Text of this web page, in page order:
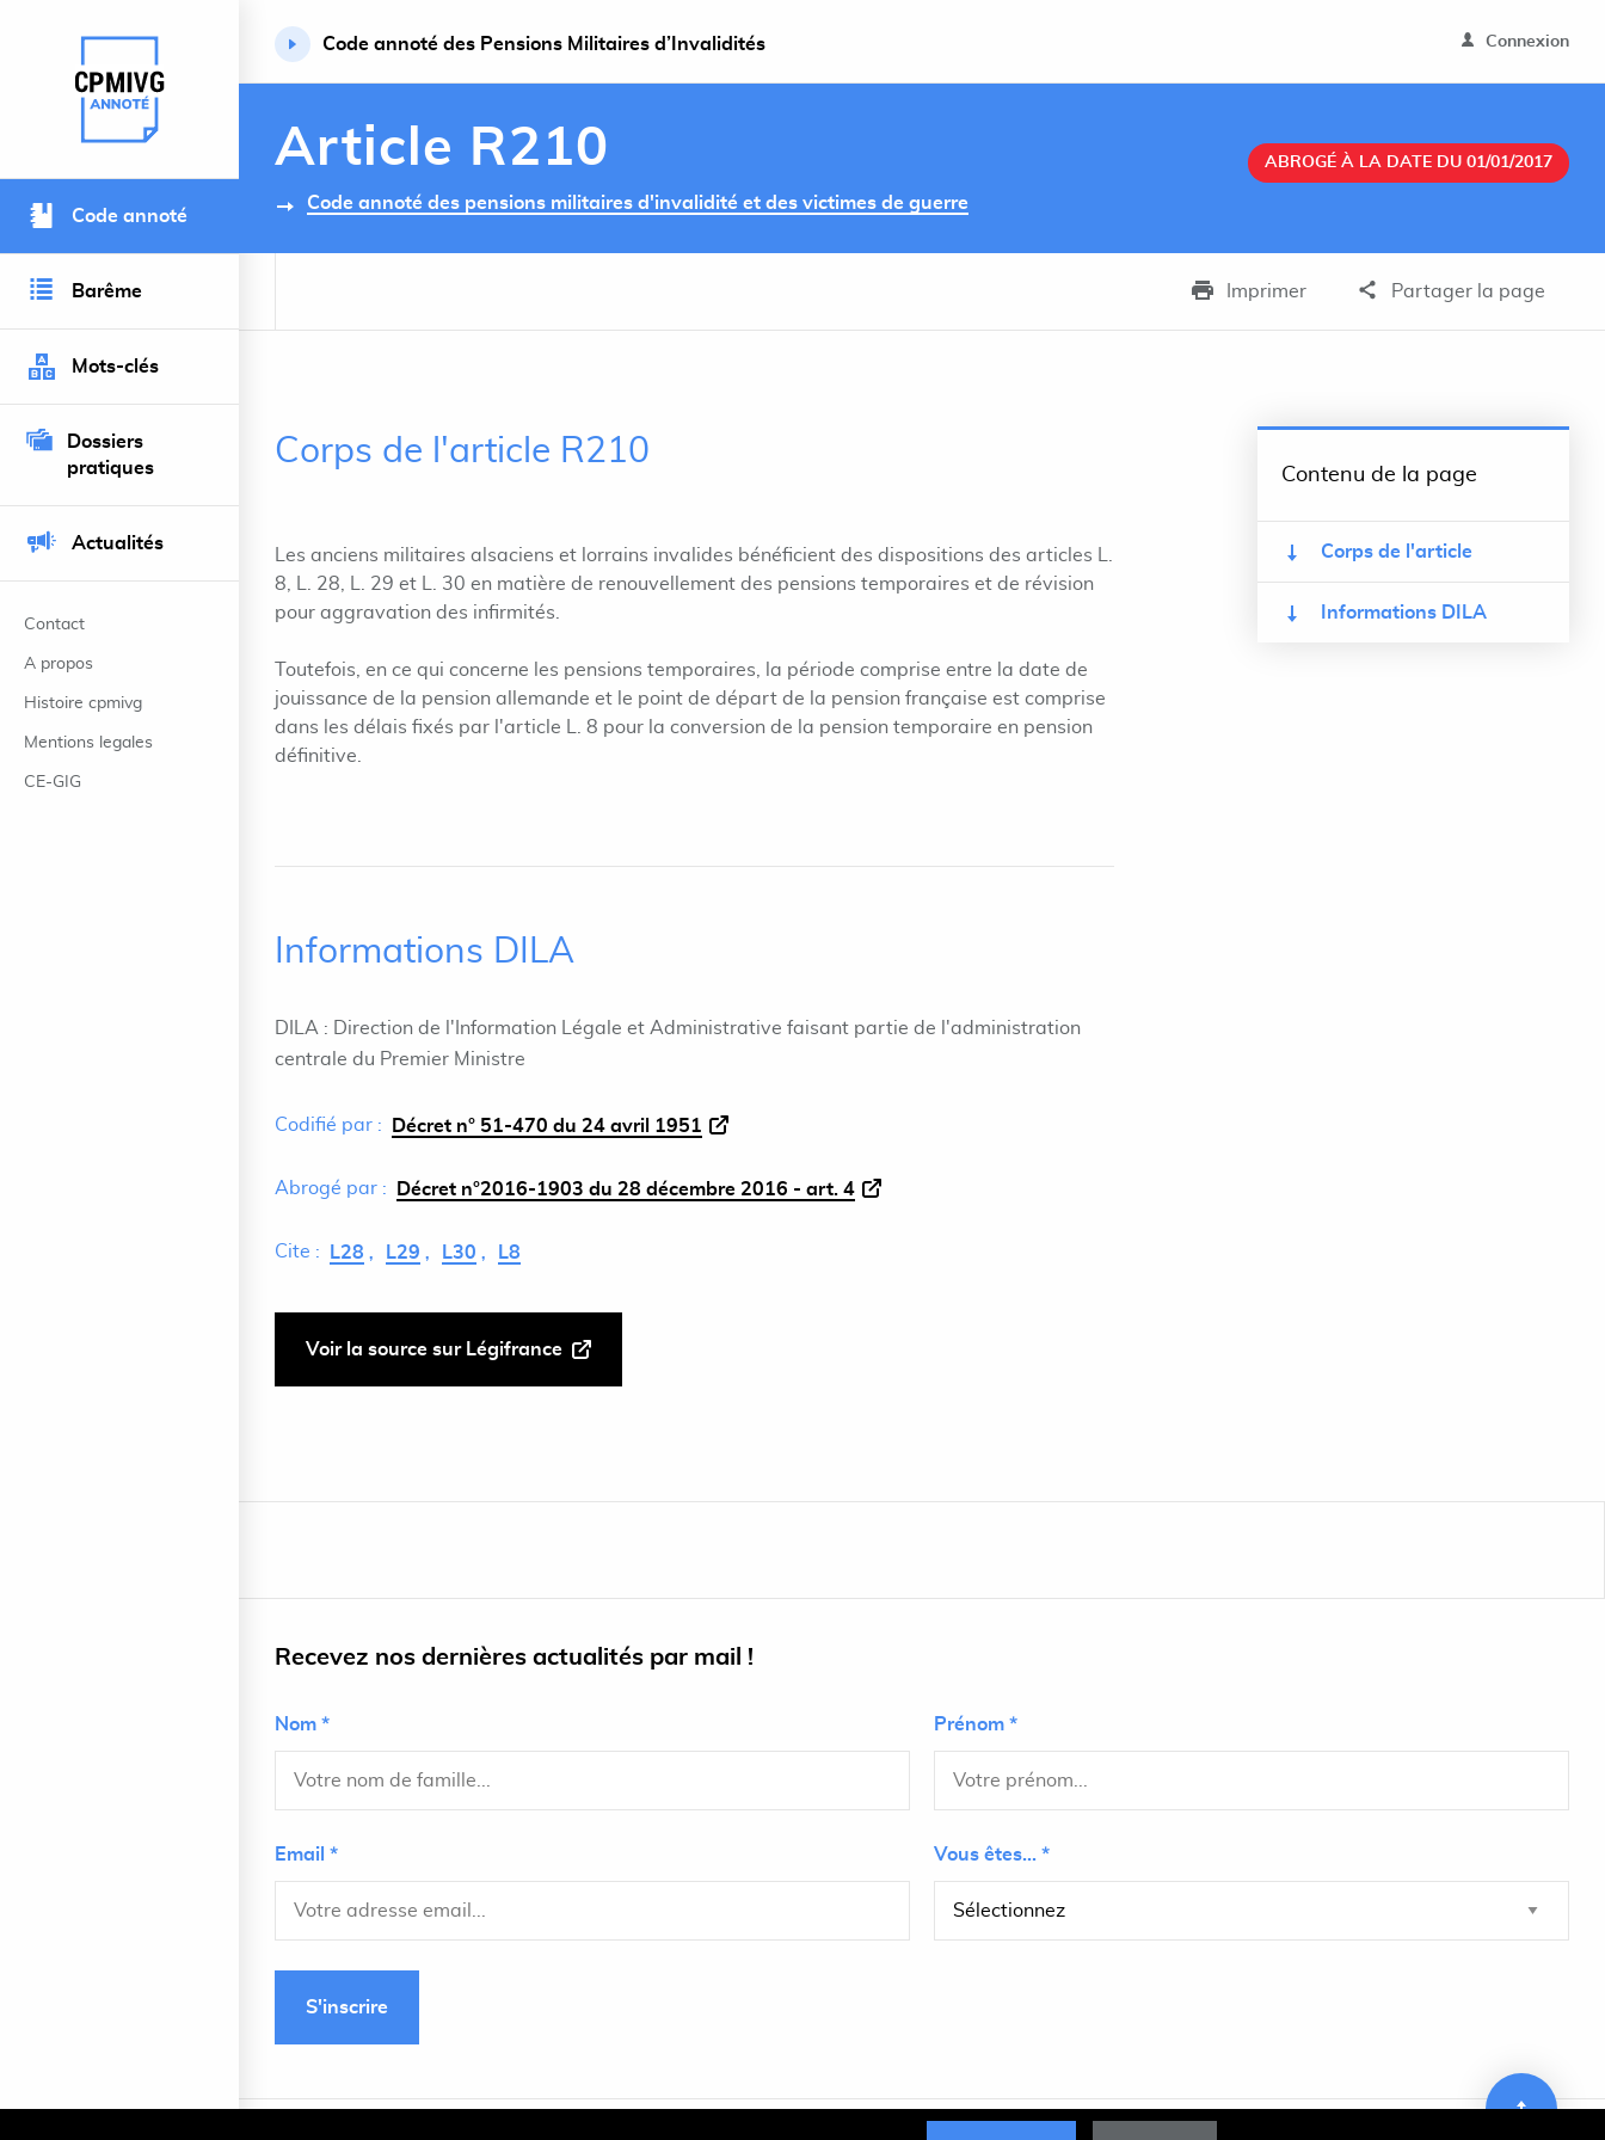
Retour à l’accueil du site
Code annoté
Barême
Mots-clés
Dossiers
pratiques
Actualités
Contact
A propos
Histoire cpmivg
Mentions legales
CE-GIG
Code annoté des Pensions Militaires d’Invalidités Connexion
Article R210
Code annoté des pensions militaires d'invalidité et des victimes de guerre
ABROGÉ À LA DATE DU 01/01/2017
Imprimer Partager la page
Corps de l'article R210
Les anciens militaires alsaciens et lorrains invalides bénéficient des dispositions des articles L.
8, L. 28, L. 29 et L. 30 en matière de renouvellement des pensions temporaires et de révision
pour aggravation des infirmités.
Toutefois, en ce qui concerne les pensions temporaires, la période comprise entre la date de
jouissance de la pension allemande et le point de départ de la pension française est comprise
dans les délais fixés par l'article L. 8 pour la conversion de la pension temporaire en pension
définitive.
Informations DILA
DILA : Direction de l'Information Légale et Administrative faisant partie de l'administration
centrale du Premier Ministre
Codifié par : Décret n° 51-470 du 24 avril 1951
Abrogé par : Décret n°2016-1903 du 28 décembre 2016 - art. 4
Cite : L28 L29 L30 L8
Voir la source sur Légifrance
Contenu de la page
Corps de l'article
Informations DILA
Recevez nos dernières actualités par mail !
Nom * Prénom *
Email * Vous êtes... *
S'inscrire